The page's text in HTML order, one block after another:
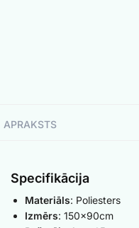
APRAKSTS
Specifikācija
Materiāls: Poliesters
Izmērs: 150x90cm